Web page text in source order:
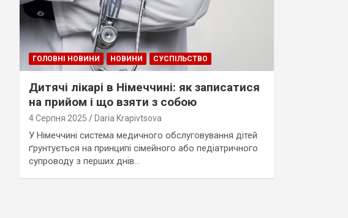
ГОЛОВНІ НОВИНИ НОВИНИ СУСПІЛЬСТВО
Дитячі лікарі в Німеччині: як записатися
на прийом і що взяти з собою
4 Серпня 2025 Daria Krapivtsova
У Німеччині система медичного обслуговування дітей
ґрунтується на принципі сімейного або педіатричного
супроводу з перших днів…